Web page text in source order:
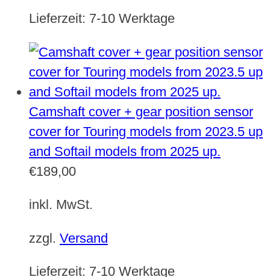
Lieferzeit: 7-10 Werktage
Camshaft cover + gear position sensor
cover for Touring models from 2023.5 up
and Softail models from 2025 up.
€189,00
inkl. MwSt.
zzgl. Versand
Lieferzeit: 7-10 Werktage